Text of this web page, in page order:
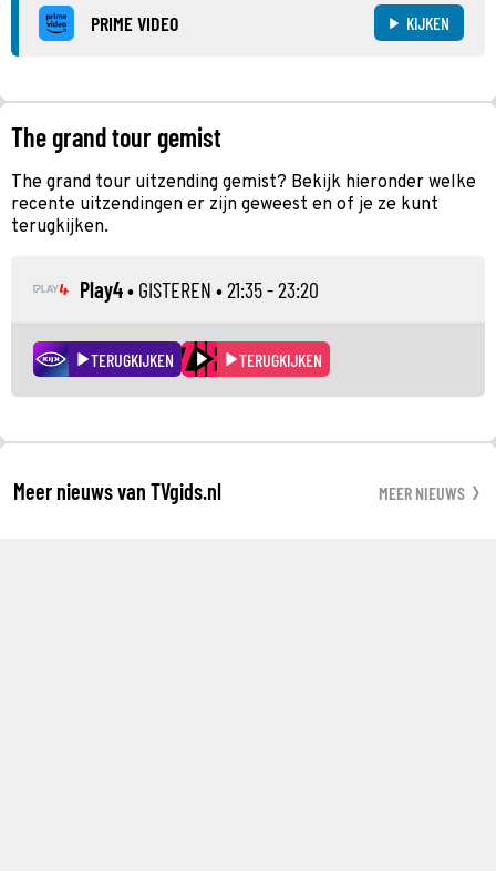
PRIME VIDEO KIJKEN
The grand tour gemist
The grand tour uitzending gemist? Bekijk hieronder welke
recente uitzendingen er zijn geweest en of je ze kunt
terugkijken.
Play4• GISTEREN • 21:35 - 23:20
TERUGKIJKEN TERUGKIJKEN
Meer nieuws van TVgids.nl MEER NIEUWS